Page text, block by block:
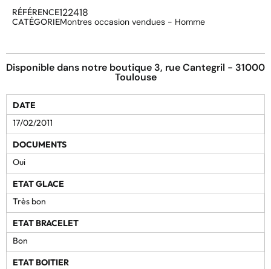
RÉFÉRENCE122418
CATÉGORIEMontres occasion vendues - Homme
Disponible dans notre boutique 3, rue Cantegril - 31000
Toulouse
DATE
17/02/2011
DOCUMENTS
Oui
ETAT GLACE
Très bon
ETAT BRACELET
Bon
ETAT BOITIER